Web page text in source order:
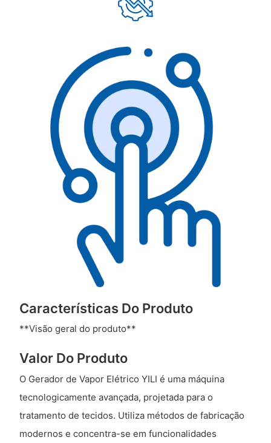
Características Do Produto
**Visão geral do produto**
Valor Do Produto
O Gerador de Vapor Elétrico YILI é uma máquina
tecnologicamente avançada, projetada para o
tratamento de tecidos. Utiliza métodos de fabricação
modernos e concentra-se em funcionalidades